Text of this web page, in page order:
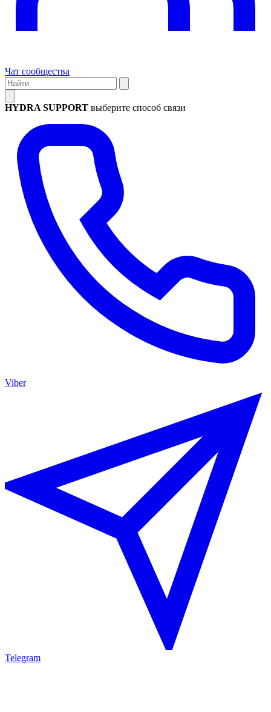
Чат сообщества
HYDRA SUPPORT выберите способ связи
Viber
Telegram